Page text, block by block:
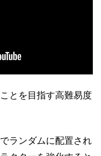
とを目指す高難易度
ランダムに配置され